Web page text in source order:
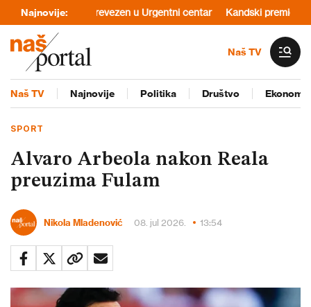
Najnovije:
Beograda, prevezen u Urgentni centar Kandski premier:
Naš TV
Naš TV Najnovije Politika Društvo
SPORT
Alvaro Arbeola nakon Reala
preuzima Fulam
Nikola Mladenović 08. jul 2026. 13:54